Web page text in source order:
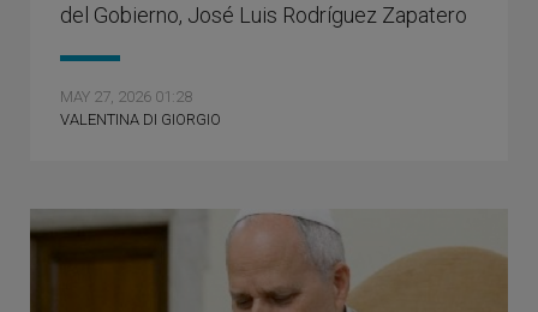
del Gobierno, José Luis Rodríguez Zapatero
MAY 27, 2026 01:28
VALENTINA DI GIORGIO